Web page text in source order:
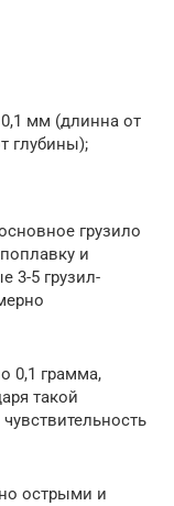
мм (длинна от
глубины);
грузило
и
3-5 грузил-
0,1 грамма,
такой
острыми и